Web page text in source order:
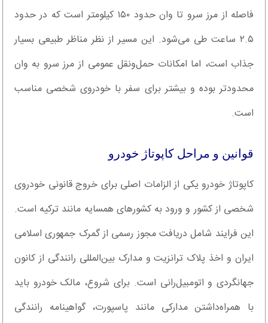
فاصله از مرز سرو تا وان حدود ۱۵۰ کیلومتر است که در حدود
۲.۵ ساعت طی می‌شود. این مسیر از نظر مناظر طبیعی بسیار
جذاب است، اما امکانات حمل‌ونقل عمومی از مرز سرو به وان
محدودتر بوده و بیشتر برای سفر با خودروی شخصی مناسب
است.
قوانین و مراحل کاپوتاژ خودرو
کاپوتاژ خودرو یکی از الزامات اصلی برای خروج قانونی خودروی
شخصی از کشور و ورود به کشورهای همسایه مانند ترکیه است.
این فرایند شامل دریافت مجوز رسمی از گمرک جمهوری اسلامی
ایران و اخذ پلاک ترانزیت و مدارک بین‌المللی رانندگی از کانون
جهانگردی و اتومبیل‌رانی است. برای شروع، مالک خودرو باید
با همراه‌داشتن مدارکی مانند پاسپورت، گواهینامه رانندگی